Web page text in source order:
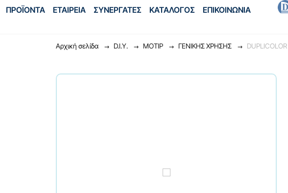
ΠΡΟΪΟΝΤΑ ΕΤΑΙΡΕΙΑ ΣΥΝΕΡΓΑΤΕΣ ΚΑΤΑΛΟΓΟΣ ΕΠΙΚΟΙΝΩΝΙΑ
Αρχική σελίδα D.I.Y. ΜΟΤΙΡ ΓENIKHΣ XPHΣHΣ